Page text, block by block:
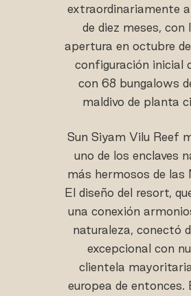
extraordinariamente
de diez meses, con
apertura en octubre
configuración inicial
con 68 bungalows
maldivo de planta
Sun Siyam Vilu Reef
uno de los enclaves
más hermosos de las
El diseño del resort,
una conexión
naturaleza, conectó
excepcional con
clientela
europea de